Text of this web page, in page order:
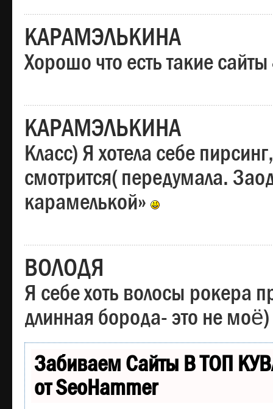
КАРАМЭЛЬКИНА
Хорошо что есть такие сайты
КАРАМЭЛЬКИНА
Класс) Я хотела себе
смотрится( передумала.
карамелькой»
ВОЛОДЯ
Я себе хоть волосы рокера
длинная борода- это не моё)
Забиваем Сайты В ТОП
от SeoHammer